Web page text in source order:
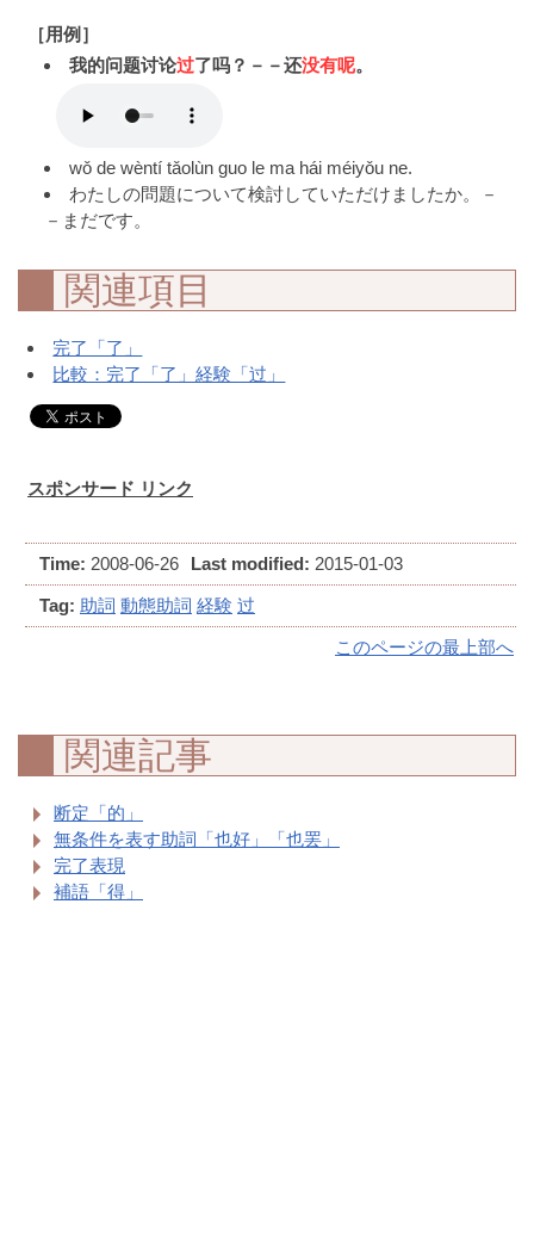
［用例］
我的问题讨论过了吗？－－还没有呢。
wǒ de wèntí tǎolùn guo le ma hái méiyǒu ne.
わたしの問題について検討していただけましたか。－
－まだです。
関連項目
完了「了」
比較：完了「了」経験「过」
スポンサード リンク
Time: 2008-06-26 Last modified: 2015-01-03
Tag: 助詞 動態助詞 経験 过
このページの最上部へ
関連記事
断定「的」
無条件を表す助詞「也好」「也罢」
完了表現
補語「得」